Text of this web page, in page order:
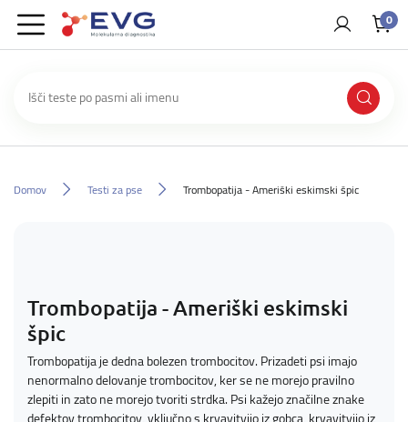
0
Domov Testi za pse Trombopatija - Ameriški eskimski špic
Trombopatija - Ameriški eskimski
špic
Trombopatija je dedna bolezen trombocitov. Prizadeti psi imajo
nenormalno delovanje trombocitov, ker se ne morejo pravilno
zlepiti in zato ne morejo tvoriti strdka. Psi kažejo značilne znake